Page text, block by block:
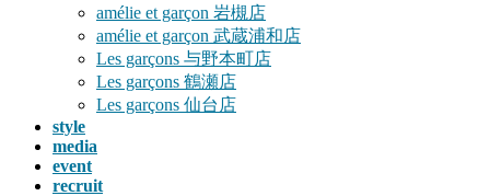
amélie et garçon 岩槻店
amélie et garçon 武蔵浦和店
Les garçons 与野本町店
Les garçons 鶴瀬店
Les garçons 仙台店
style
media
event
recruit